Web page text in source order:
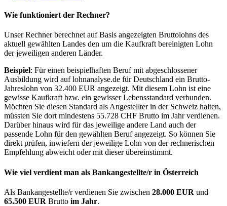
Wie funktioniert der Rechner?
Unser Rechner berechnet auf Basis angezeigten Bruttolohns des
aktuell gewählten Landes den um die Kaufkraft bereinigten Lohn
der jeweiligen anderen Länder.
Beispiel: Für einen beispielhaften Beruf mit abgeschlossener
Ausbildung wird auf lohnanalyse.de für Deutschland ein Brutto-
Jahreslohn von 32.400 EUR angezeigt. Mit diesem Lohn ist eine
gewisse Kaufkraft bzw. ein gewisser Lebensstandard verbunden.
Möchten Sie diesen Standard als Angestellter in der Schweiz halten,
müssten Sie dort mindestens 55.728 CHF Brutto im Jahr verdienen.
Darüber hinaus wird für das jeweilige andere Land auch der
passende Lohn für den gewählten Beruf angezeigt. So können Sie
direkt prüfen, inwiefern der jeweilige Lohn von der rechnerischen
Empfehlung abweicht oder mit dieser übereinstimmt.
Wie viel verdient man als Bankangestellte/r in Österreich
Als Bankangestellte/r verdienen Sie zwischen 28.000 EUR und
65.500 EUR Brutto im Jahr.